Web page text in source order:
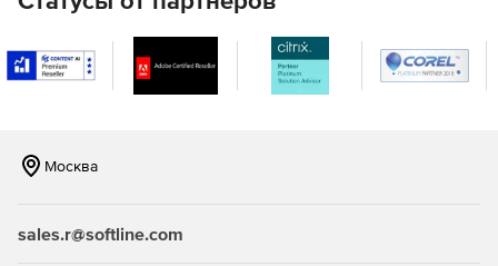
Москва
sales.r@softline.com